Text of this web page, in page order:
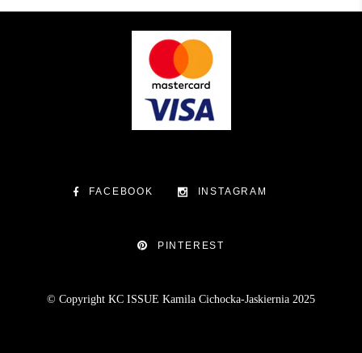
FACEBOOK INSTAGRAM
PINTEREST
© Copyright KC ISSUE Kamila Cichocka-Jaskiernia 2025